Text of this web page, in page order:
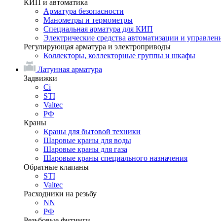
КИП и автоматика
Арматура безопасности
Манометры и термометры
Специальная арматура для КИП
Электрические средства автоматизации и
Регулирующая арматура и электроприводы
Коллекторы, коллекторные группы и шкафы
Латунная арматура
Задвижки
Ci
STI
Valtec
РФ
Краны
Краны для бытовой техники
Шаровые краны для воды
Шаровые краны для газа
Шаровые краны специального назначения
Обратные клапаны
STI
Valtec
Расходники на резьбу
NN
РФ